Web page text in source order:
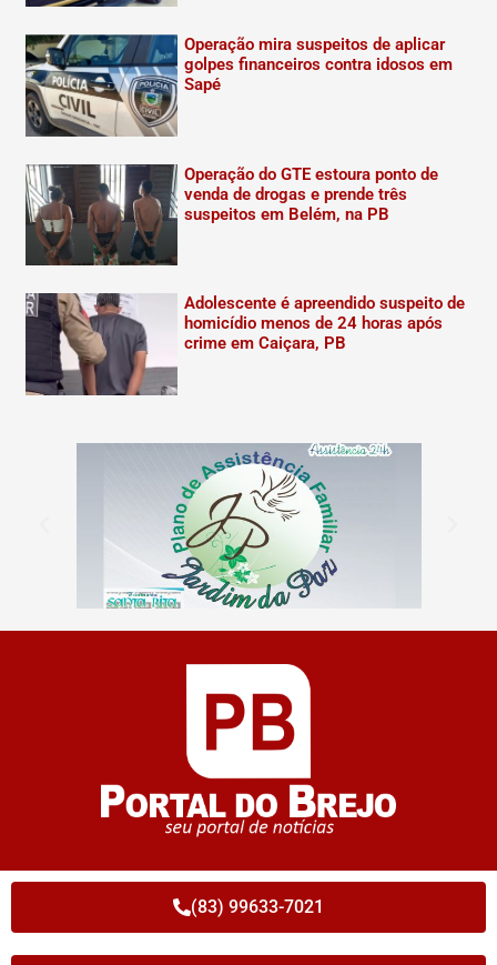
Operação mira suspeitos de aplicar
golpes financeiros contra idosos em
Sapé
Operação do GTE estoura ponto de
venda de drogas e prende três
suspeitos em Belém, na PB
Adolescente é apreendido suspeito de
homicídio menos de 24 horas após
crime em Caiçara, PB
(83) 99633-7021